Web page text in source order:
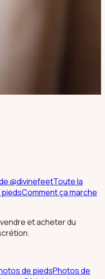
@divinefeetToute la
Comment ça marche
et acheter du
de piedsPhotos de